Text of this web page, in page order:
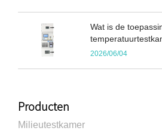
Wat is de
2026/06/04
Producten
Milieutestkamer